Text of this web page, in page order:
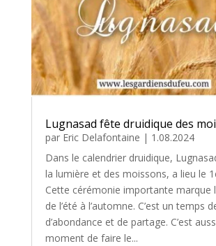
Lugnasad fête druidique des
par Eric Delafontaine | 1.08.2024
Dans le calendrier druidique,
la lumière et des moissons, a lieu le
Cette cérémonie importante marque
de l’été à l’automne. C’est un temps
d’abondance et de partage. C’est
moment de faire le...